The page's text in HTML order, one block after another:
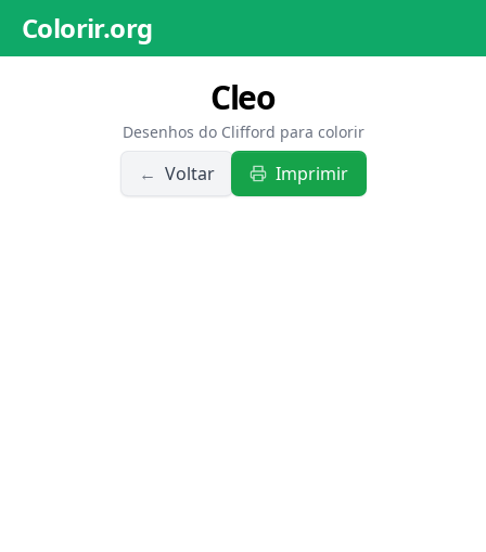
Colorir.org
Cleo
Desenhos do Clifford para colorir
← Voltar Imprimir